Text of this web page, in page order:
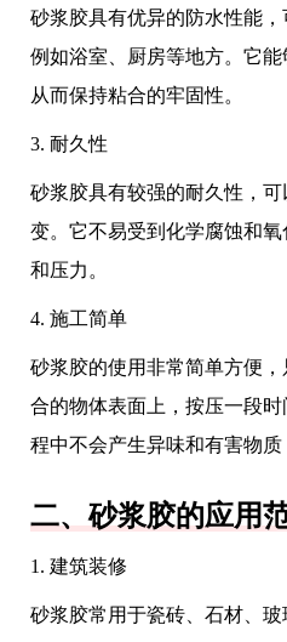
砂浆胶具有优异的防水性能，
例如浴室、厨房等地方。它能
从而保持粘合的牢固性。
3. 耐久性
砂浆胶具有较强的耐久性，
变。它不易受到化学腐蚀和
和压力。
4. 施工简单
砂浆胶的使用非常简单方便
合的物体表面上，按压一段
程中不会产生异味和有害物质
二、砂浆胶的应用
1. 建筑装修
砂浆胶常用于瓷砖、石材、玻